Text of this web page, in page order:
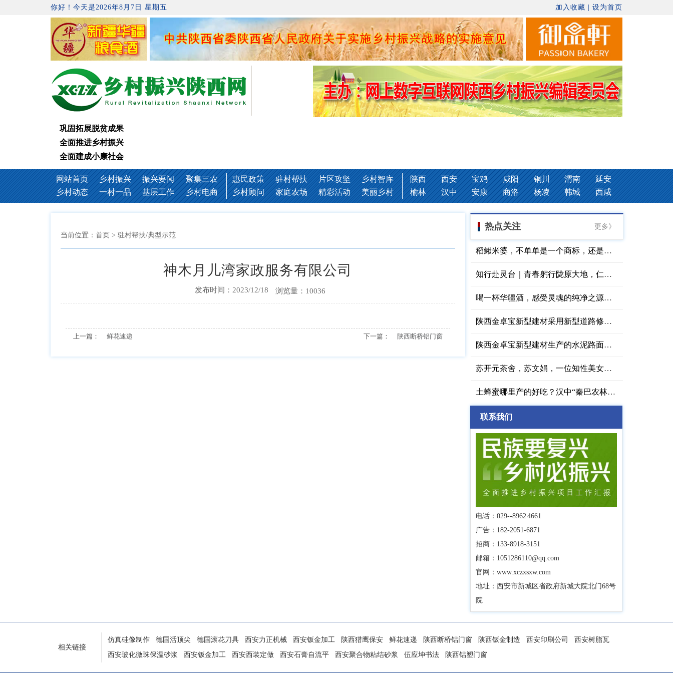
你好！今天是2026年8月7日 星期五 加入收藏 |设为首页
巩固拓展脱贫成果
全面推进乡村振兴
全面建成小康社会
网站首页 乡村振兴 振兴要闻
聚集三农
乡村动态
一村一品 基层工作 乡村电商
惠民政策 驻村帮扶 片区攻坚
乡村智库
乡村顾问
家庭农场 精彩活动 美丽乡村
陕西 西安 宝鸡 咸阳 铜川 渭南
延安
榆林
汉中 安康 商洛 杨凌 韩城 西咸
当前位置： 首页 > 驻村帮扶/典型示范
神木月儿湾家政服务有限公司
发布时间：2023/12/18 浏览量：10036
上一篇： 鲜花速递 下一篇： 陕西断桥铝门窗
热点关注 更多》
稻鳅米婆，不单单是一个商标，还是原阳大米的供应商
知行赴灵台｜青春躬行陇原大地，仁心守护桑榆暮景
喝一杯华疆酒，感受灵魂的纯净之源，华疆酒业西安
陕西金卓宝新型建材采用新型道路修补剂高效消除路面病害
陕西金卓宝新型建材生产的水泥路面快速修补料靠谱
苏开元茶舍，苏文娟，一位知性美女以茶待人的世外桃源
土蜂蜜哪里产的好吃？汉中“秦巴农林”大自然的馈赠
联系我们
电话：029--8962 4661
广告：182-2051-6871
招商：133-8918-3151
邮箱：1051286110@qq.com
官网：www.xczxsxw.com
地址：西安市新城区省政府新城大院北门68号
院
相关链接
仿真硅像制作 德国活顶尖 德国滚花刀具 西安力正机械 西安钣金加工 陕西猎鹰保安 鲜花速递 陕西断桥铝门窗 陕西钣金制造 西安印刷公司
西安树脂瓦
西安玻化微珠保温砂浆
西安钣金加工 西安西装定做 西安石膏自流平 西安聚合物粘结砂浆 伍应坤书法 陕西铝塑门窗